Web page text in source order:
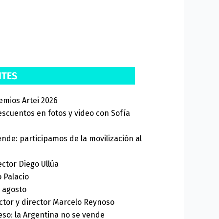
Artei 2026
en fotos y video con Sofía
participamos de la movilización al
Diego Ullúa
Palacio
agosto
y director Marcelo Reynoso
la Argentina no se vende